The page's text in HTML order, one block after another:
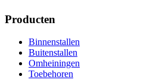
Producten
Binnenstallen
Buitenstallen
Omheiningen
Toebehoren